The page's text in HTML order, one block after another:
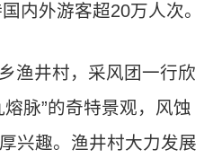
内外游客超20万人次。
渔井村，采风团一行欣
脉”的奇特景观，风蚀
兴趣。渔井村大力发展